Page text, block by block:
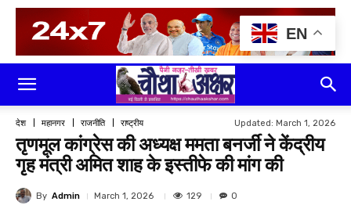
देश महानगर राजनीति राष्ट्रीय Updated: March 1, 2026
तृणमूल कांग्रेस की अध्यक्ष ममता बनर्जी ने केंद्रीय
गृह मंत्री अमित शाह के इस्तीफे की मांग की
By Admin March 1, 2026 129 0
EN